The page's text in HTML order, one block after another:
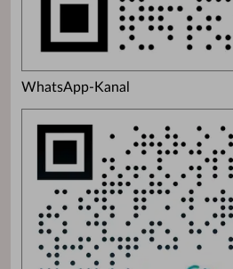
WhatsApp-Kanal